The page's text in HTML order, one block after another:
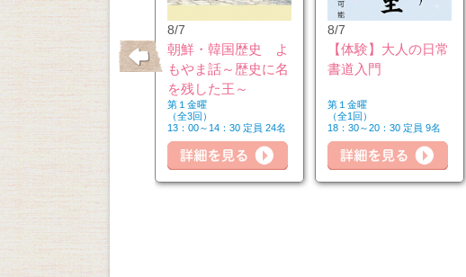
10/26
はじめてのウクレレ
第２・４月曜
（全6回）
14：50～16：20 定員 6名
8/7
朝鮮・韓国歴史 よ
もやま話～歴史に名
を残した王～
第１金曜
（全3回）
13：00～14：30 定員 24名
8/7
【体験】大人の日常
書道入門
第１金曜
（全1回）
18：30～20：30 定員 9名
を見る 詳細を見る 詳細を見る